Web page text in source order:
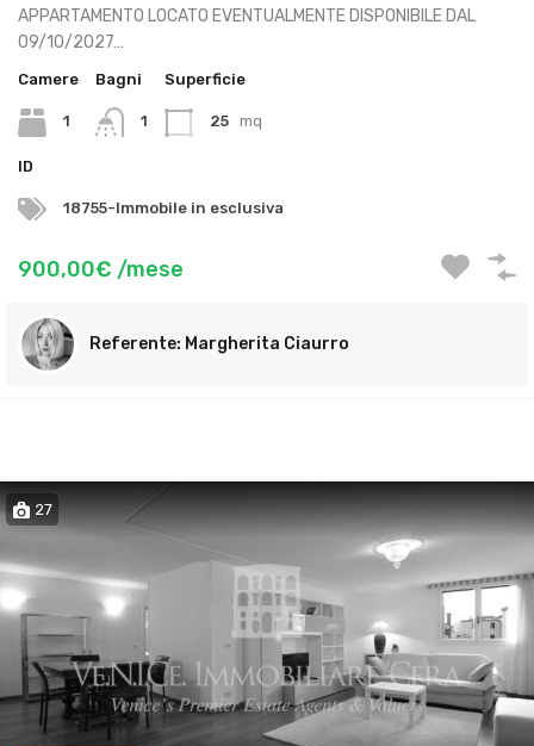
APPARTAMENTO LOCATO EVENTUALMENTE DISPONIBILE DAL
09/10/2027…
Camere
1
Bagni
1
Superficie
25 mq
ID
18755-Immobile in esclusiva
900,00€ /mese
Margherita Ciaurro
27